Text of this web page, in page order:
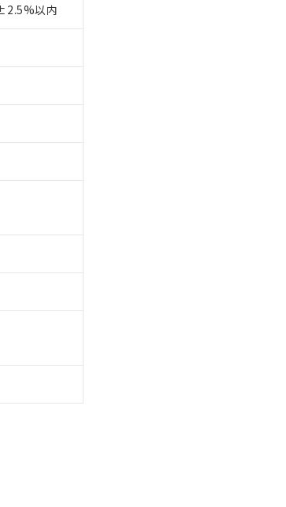
以内
去に遡って非含有を証明するものではありません。
では、対応完了までの期間は出荷製品に未対応品が
から、特段のことがない限り、2022年1月12日よ